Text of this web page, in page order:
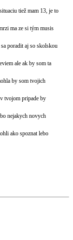
tiež mam 13, je to
ma ze si tým musis
poradit aj so skolskou
ale ak by som ta
by som tvojich
tvojom pripade by
nejakych novych
ako spoznat lebo